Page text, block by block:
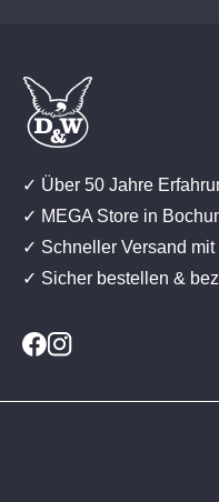
✓ Über 50 Jahre
✓ MEGA Store in
✓ Schneller Versand mit
✓ Sicher bestellen &